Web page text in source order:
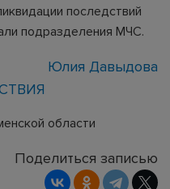
последствий
подразделения МЧС.
Юлия Давыдова
области
Поделиться записью